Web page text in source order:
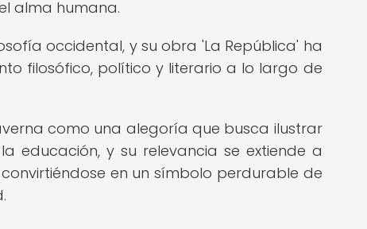
alma humana.
occidental, y su obra 'La República' ha
filosófico, político y literario a lo largo de
como una alegoría que busca ilustrar
educación, y su relevancia se extiende a
en un símbolo perdurable de